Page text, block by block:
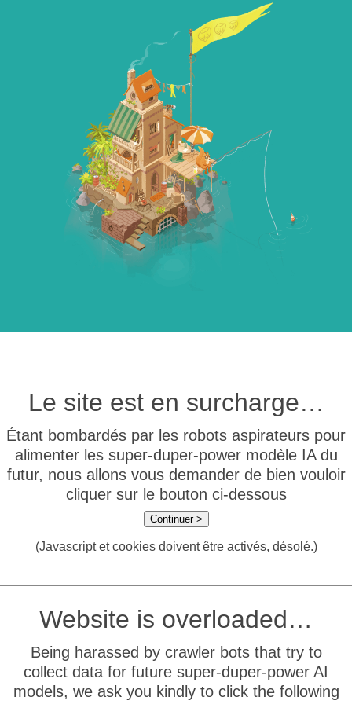
Le site est en surcharge…
Étant bombardés par les robots aspirateurs pour
alimenter les super-duper-power modèle IA du
futur, nous allons vous demander de bien vouloir
cliquer sur le bouton ci-dessous
Continuer >
(Javascript et cookies doivent être activés, désolé.)
Website is overloaded…
Being harassed by crawler bots that try to
collect data for future super-duper-power AI
models, we ask you kindly to click the following